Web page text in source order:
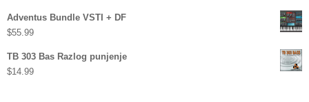
Adventus Bundle VSTI + DF
$55.99
TB 303 Bas Razlog punjenje
$14.99